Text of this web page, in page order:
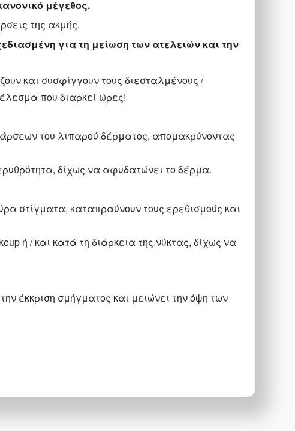
μέγεθος.
της ακμής.
για τη μείωση των ατελειών και την
και συσφίγγουν τους διεσταλμένους /
που διαρκεί ώρες!
του λιπαρού δέρματος, απομακρύνοντας
δίχως να αφυδατώνει το δέρμα.
στίγματα, καταπραΰνουν τους ερεθισμούς και
ή / και κατά τη διάρκεια της νύκτας, δίχως να
έκκριση σμήγματος και μειώνει την όψη των